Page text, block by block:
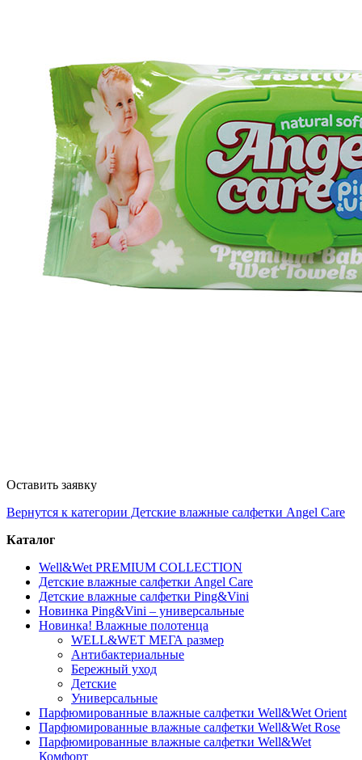
Оставить заявку
Вернутся к категории Детские влажные салфетки Angel Care
Каталог
Well&Wet PREMIUM COLLECTION
Детские влажные салфетки Angel Care
Детские влажные салфетки Ping&Vini
Новинка Ping&Vini – универсальные
Новинка! Влажные полотенца
WELL&WET МЕГА размер
Антибактериальные
Бережный уход
Детские
Универсальные
Парфюмированные влажные салфетки Well&Wet Orient
Парфюмированные влажные салфетки Well&Wet Rose
Парфюмированные влажные салфетки Well&Wet
Комфорт